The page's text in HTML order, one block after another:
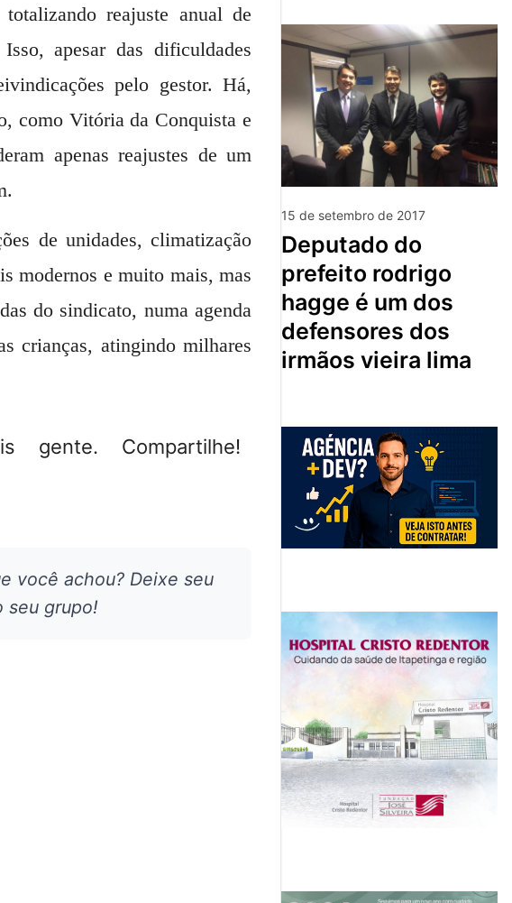
reajuste anual de
apesar das dificuldades
pelo gestor. Há,
como Vitória da Conquista e
apenas reajustes de um
de unidades, climatização
modernos e muito mais, mas
do sindicato, numa agenda
crianças, atingindo milhares
Compartilhe!
você achou? Deixe seu
seu grupo!
15 de setembro de 2017
deputado do
prefeito rodrigo
hagge é um dos
defensores dos
irmãos vieira lima